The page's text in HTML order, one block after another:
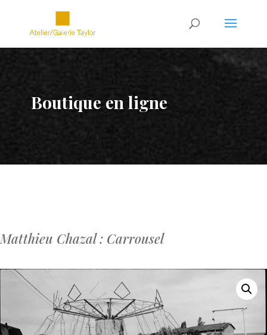
Boutique en ligne
Matthieu Chazal : Carrousel